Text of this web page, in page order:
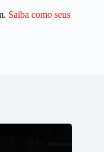
Saiba como seus